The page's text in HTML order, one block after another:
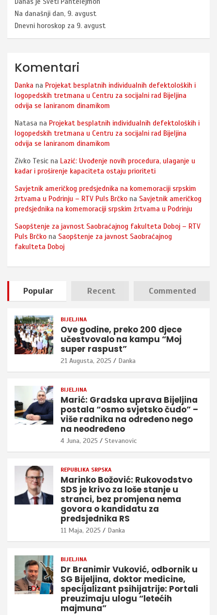
Na današnji dan, 9. avgust
Dnevni horoskop za 9. avgust
Komentari
Danka na Projekat besplatnih individualnih defektoloških i
logopedskih tretmana u Centru za socijalni rad Bijeljina
odvija se laniranom dinamikom
Natasa na Projekat besplatnih individualnih defektoloških i
logopedskih tretmana u Centru za socijalni rad Bijeljina
odvija se laniranom dinamikom
Zivko Tesic na Lazić: Uvođenje novih procedura, ulaganje u
kadar i proširenje kapaciteta ostaju prioriteti
Savjetnik američkog predsjednika na komemoraciji srpskim
žrtvama u Podrinju – RTV Puls Brčko na Savjetnik američkog
predsjednika na komemoraciji srpskim žrtvama u Podrinju
Saopštenje za javnost Saobraćajnog fakulteta Doboj – RTV
Puls Brčko na Saopštenje za javnost Saobraćajnog
fakulteta Doboj
Popular Recent Commented
BIJELJINA
Ove godine, preko 200 djece
učestvovalo na kampu “Moj
super raspust”
21 Augusta, 2025 Danka
BIJELJINA
Marić: Gradska uprava Bijeljina
postala “osmo svjetsko čudo” –
više radnika na određeno nego
na neodređeno
4 Juna, 2025 Stevanovic
REPUBLIKA SRPSKA
Marinko Božović: Rukovodstvo
SDS je krivo za loše stanje u
stranci, bez promjena nema
govora o kandidatu za
predsjednika RS
11 Maja, 2025 Danka
BIJELJINA
Dr Branimir Vuković, odbornik u
SG Bijeljina, doktor medicine,
specijalizant psihijatrije: Portali
preuzimaju ulogu “letećih
majmuna”